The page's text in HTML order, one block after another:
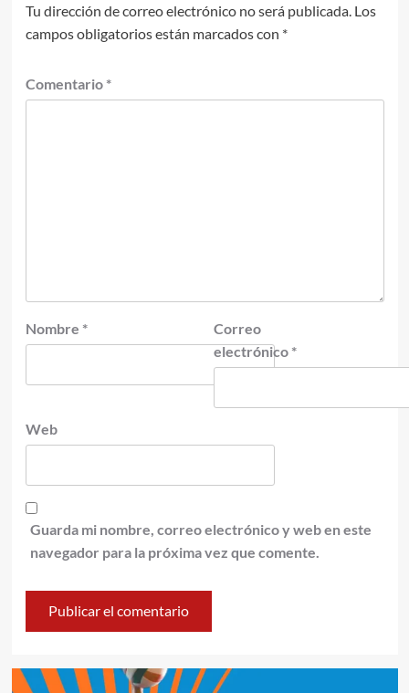
Tu dirección de correo electrónico no será publicada. Los
campos obligatorios están marcados con *
Comentario *
Nombre *
Correo
electrónico *
Web
Guarda mi nombre, correo electrónico y web en este
navegador para la próxima vez que comente.